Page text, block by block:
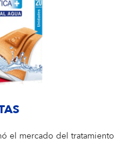
el mercado del tratamiento